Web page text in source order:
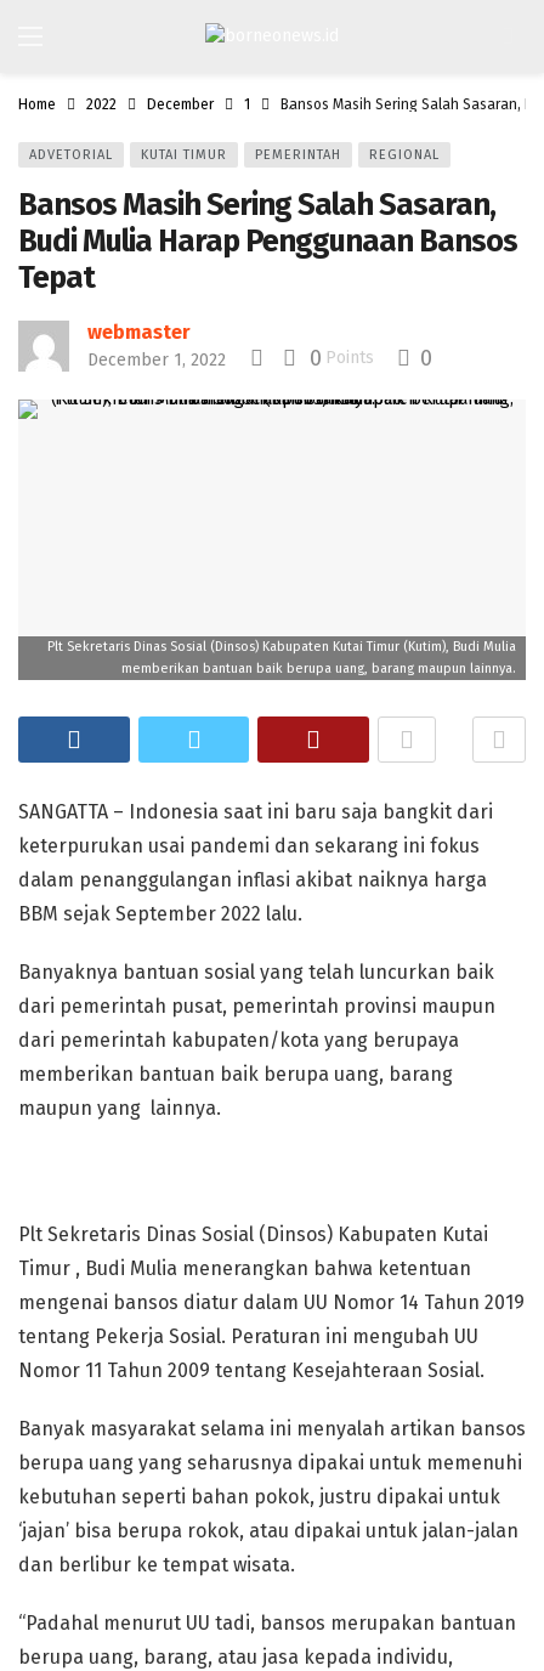
Home 2022 December 1 Bansos Masih Sering Salah Sasaran,
ADVETORIAL KUTAI TIMUR PEMERINTAH REGIONAL
Bansos Masih Sering Salah Sasaran,
Budi Mulia Harap Penggunaan Bansos
Tepat
webmaster
December 1, 2022 0 Points 0
Plt Sekretaris Dinas Sosial (Dinsos) Kabupaten Kutai Timur (Kutim), Budi Mulia
memberikan bantuan baik berupa uang, barang maupun lainnya.
SANGATTA – Indonesia saat ini baru saja bangkit dari
keterpurukan usai pandemi dan sekarang ini fokus
dalam penanggulangan inflasi akibat naiknya harga
BBM sejak September 2022 lalu.
Banyaknya bantuan sosial yang telah luncurkan baik
dari pemerintah pusat, pemerintah provinsi maupun
dari pemerintah kabupaten/kota yang berupaya
memberikan bantuan baik berupa uang, barang
maupun yang lainnya.
Plt Sekretaris Dinas Sosial (Dinsos) Kabupaten Kutai
Timur , Budi Mulia menerangkan bahwa ketentuan
mengenai bansos diatur dalam UU Nomor 14 Tahun 2019
tentang Pekerja Sosial. Peraturan ini mengubah UU
Nomor 11 Tahun 2009 tentang Kesejahteraan Sosial.
Banyak masyarakat selama ini menyalah artikan bansos
berupa uang yang seharusnya dipakai untuk memenuhi
kebutuhan seperti bahan pokok, justru dipakai untuk
‘jajan’ bisa berupa rokok, atau dipakai untuk jalan-jalan
dan berlibur ke tempat wisata.
“Padahal menurut UU tadi, bansos merupakan bantuan
berupa uang, barang, atau jasa kepada individu,